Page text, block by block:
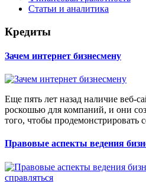
Статьи и аналитика
Кредиты
Зачем интернет бизнесмену
Еще пять лет назад наличие веб-
роскошью для компаний, и они
того, чтобы продемонстрировать
Правовые аспекты ведения